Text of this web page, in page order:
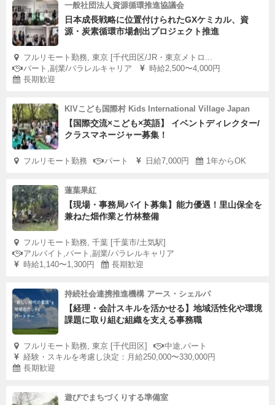
一般社団法人資源循環推進協議会
日本成長戦略に位置付けられたGXケミカル、資
源・炭素循環市場創出プロジェクト推進
フルリモート勤務, 東京 [千代田区/JR・東京メトロ...
パート,副業/パラレルキャリア
時給2,500〜4,000円
長期歓迎
KIVこども国際村 Kids International Village Japan
【国際交流×こども×英語】 イベントディレクター/
クラスマネージャー募集！
フルリモート勤務 パート 日給7,000円 1年からOK
蓮葉果紅
【現場・事務局バイト募集】能力優遇！里山保全を
兼ねた畑作業と竹林整備
フルリモート勤務, 千葉 [千葉市/土気駅]
アルバイト,パート,副業/パラレルキャリア
時給1,140〜1,300円
長期歓迎
持続社会連携推進機構 アース・シェルパ
【経理・会計スキルを活かせる】地域活性化や環境
課題に取り組む組織を支える事務職
フルリモート勤務, 東京 [千代田区]
中途,パート
経験・スキルを考慮し決定：月給250,000〜330,000円
長期歓迎
遊びでまちづくりする準備室